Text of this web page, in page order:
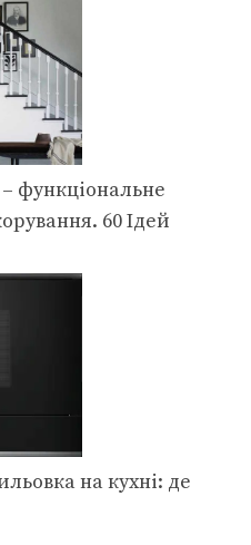
функціональне
60 Ідей
на кухні: де